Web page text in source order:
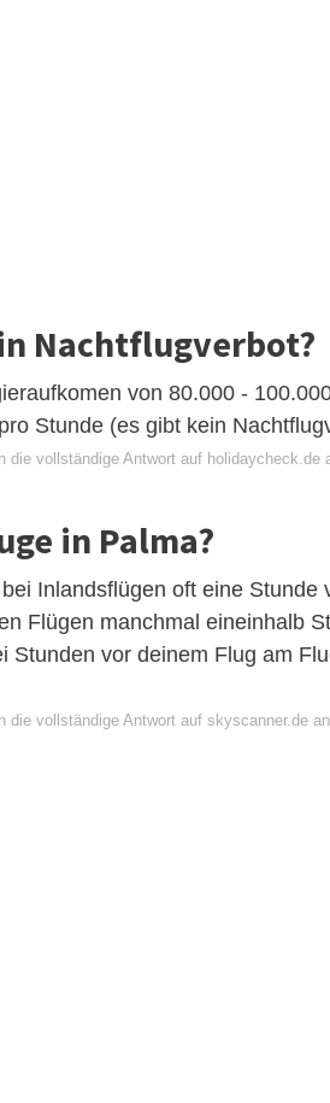
Nachtflugverbot?
von 80.000 -
Stunde (es gibt kein
die vollständige Antwort auf holidaycheck.de
in Palma?
Inlandsflügen oft eine Stunde
Flügen manchmal eineinhalb
Stunden vor deinem Flug am
die vollständige Antwort auf skyscanner.de an